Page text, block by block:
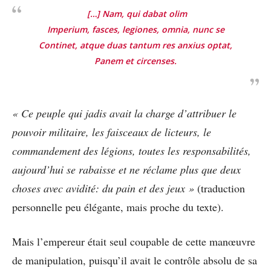
[…] Nam, qui dabat olim
Imperium, fasces, legiones, omnia, nunc se
Continet, atque duas tantum res anxius optat,
Panem et circenses.
« Ce peuple qui jadis avait la charge d’attribuer le
pouvoir militaire, les faisceaux de licteurs, le
commandement des légions, toutes les responsabilités,
aujourd’hui se rabaisse et ne réclame plus que deux
choses avec avidité: du pain et des jeux » (traduction
personnelle peu élégante, mais proche du texte).
Mais l’empereur était seul coupable de cette manœuvre
de manipulation, puisqu’il avait le contrôle absolu de sa